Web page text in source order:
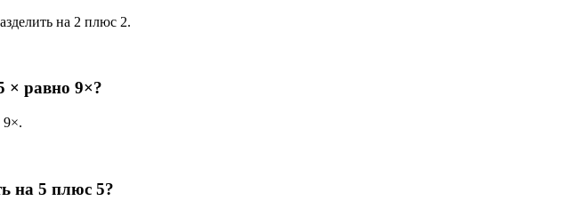
на 2 плюс 2.
× равно 9×?
9×.
на 5 плюс 5?